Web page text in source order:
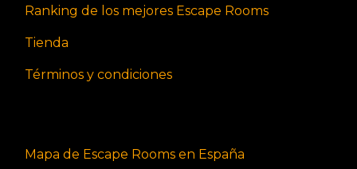
Ranking de los mejores Escape Rooms
Tienda
Términos y condiciones
Mapa de Escape Rooms en España